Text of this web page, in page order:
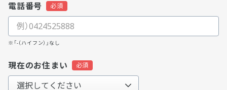
電話番号
※「-（ハイフン）」なし
現在のお住まい